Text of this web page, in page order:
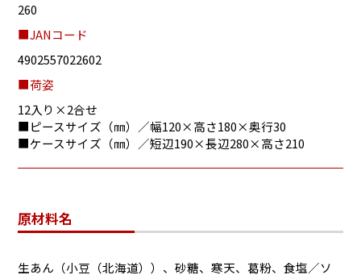
260
■JANコード
4902557022602
■荷姿
12入り×2合せ
■ピースサイズ（㎜）／幅120×高さ180×奥行30
■ケースサイズ（㎜）／短辺190×長辺280×高さ210
原材料名
生あん（小豆（北海道））、砂糖、寒天、葛粉、食塩／ソ